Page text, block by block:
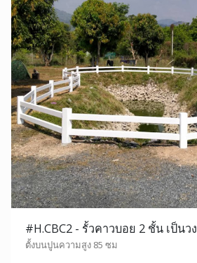
#H.CBC2 - รั้วคาวบอย 2 ชั้น เป็นวง
ตั้งบนปูนความสูง 85 ซม